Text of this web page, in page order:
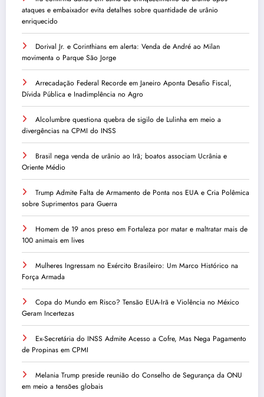
ataques e embaixador evita detalhes sobre quantidade de urânio
enriquecido
Dorival Jr. e Corinthians em alerta: Venda de André ao Milan
movimenta o Parque São Jorge
Arrecadação Federal Recorde em Janeiro Aponta Desafio Fiscal,
Dívida Pública e Inadimplência no Agro
Alcolumbre questiona quebra de sigilo de Lulinha em meio a
divergências na CPMI do INSS
Brasil nega venda de urânio ao Irã; boatos associam Ucrânia e
Oriente Médio
Trump Admite Falta de Armamento de Ponta nos EUA e Cria Polêmica
sobre Suprimentos para Guerra
Homem de 19 anos preso em Fortaleza por matar e maltratar mais de
100 animais em lives
Mulheres Ingressam no Exército Brasileiro: Um Marco Histórico na
Força Armada
Copa do Mundo em Risco? Tensão EUA-Irã e Violência no México
Geram Incertezas
Ex-Secretária do INSS Admite Acesso a Cofre, Mas Nega Pagamento
de Propinas em CPMI
Melania Trump preside reunião do Conselho de Segurança da ONU
em meio a tensões globais